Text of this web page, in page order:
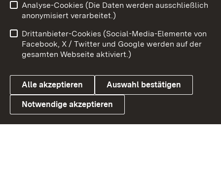
Link zum Landesportal
Benutzungshinweise
Barrierefreiheit
Datenschutz
Cookies
Analyse-Cookies (Die Daten werden ausschließlich
anonymisiert verarbeitet.)
Drittanbieter-Cookies (Social-Media-Elemente von
Facebook, X / Twitter und Google werden auf der
gesamten Webseite aktiviert.)
Alle akzeptieren Auswahl bestätigen
Notwendige akzeptieren